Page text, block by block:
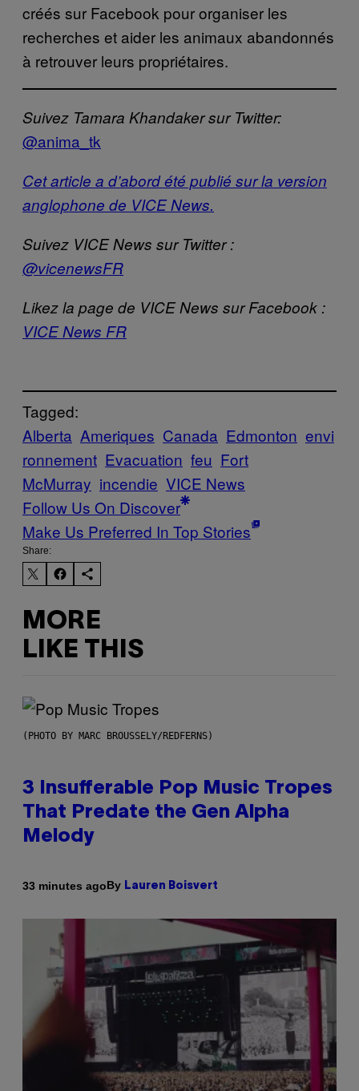
créés sur Facebook pour organiser les
recherches et aider les animaux abandonnés
à retrouver leurs propriétaires.
Suivez Tamara Khandaker sur Twitter:
@anima_tk
Cet article a d’abord été publié sur la version
anglophone de VICE News.
Suivez VICE News sur Twitter :
@vicenewsFR
Likez la page de VICE News sur Facebook :
VICE News FR
Tagged:
Alberta Ameriques Canada Edmonton envi
ronnement Evacuation feu Fort
McMurray incendie VICE News
Follow Us On Discover
Make Us Preferred In Top Stories
Share:
MORE
LIKE THIS
(PHOTO BY MARC BROUSSELY/REDFERNS)
3 Insufferable Pop Music Tropes
That Predate the Gen Alpha
Melody
33 minutes agoBy Lauren Boisvert